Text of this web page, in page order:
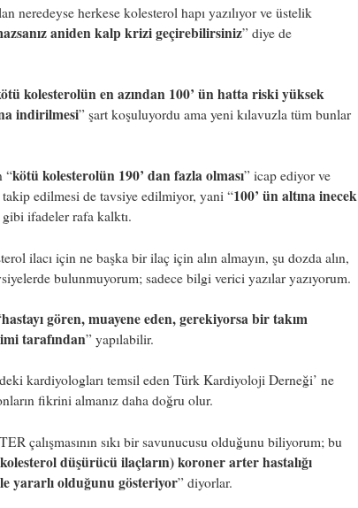
neredeyse herkese kolesterol hapı yazılıyor ve üstelik
aniden kalp krizi geçirebilirsiniz” diye de
kolesterolün en azından 100’ ün hatta riski yüksek
indirilmesi” şart koşuluyordu ama yeni kılavuzla tüm bunlar
“kötü kolesterolün 190’ dan fazla olması” icap ediyor ve
edilmesi de tavsiye edilmiyor, yani “100’ ün altına inecek
gibi ifadeler rafa kalktı.
ilacı için ne başka bir ilaç için alın almayın, şu dozda alın,
bulunmuyorum; sadece bilgi verici yazılar yazıyorum.
hastayı gören, muayene eden, gerekiyorsa bir takım
tarafından” yapılabilir.
kardiyologları temsil eden Türk Kardiyoloji Derneği’ ne
fikrini almanız daha doğru olur.
çalışmasının sıkı bir savunucusu olduğunu biliyorum; bu
düşürücü ilaçların) koroner arter hastalığı
yararlı olduğunu gösteriyor” diyorlar.